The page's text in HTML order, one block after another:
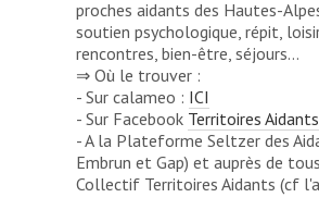
proches aidants des Hautes-
soutien psychologique, répit,
rencontres, bien-être, séjours…
⇒ Où le trouver :
- Sur calameo : ICI
- Sur Facebook Territoires Aidants
- A la Plateforme Seltzer des
Embrun et Gap) et auprès de
Collectif Territoires Aidants (cf